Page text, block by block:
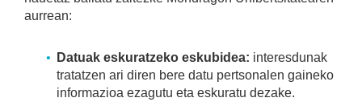
aurrean:
Datuak eskuratzeko eskubidea: interesdunak
tratatzen ari diren bere datu pertsonalen gaineko
informazioa ezagutu eta eskuratu dezake.